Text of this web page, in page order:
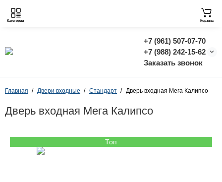
+7 (961) 507-07-70
+7 (988) 242-15-62
Заказать звонок
Категории Корзина
Главная Двери входные Стандарт Дверь входная Мега Калипсо
Дверь входная Мега Калипсо
Топ